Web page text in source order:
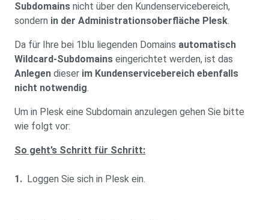
Subdomains nicht über den Kundenservicebereich,
sondern in der Administrationsoberfläche Plesk.
Da für Ihre bei 1blu liegenden Domains automatisch
Wildcard-Subdomains eingerichtet werden, ist das
Anlegen dieser im Kundenservicebereich ebenfalls
nicht notwendig.
Um in Plesk eine Subdomain anzulegen gehen Sie bitte
wie folgt vor:
So geht’s Schritt für Schritt:
1. Loggen Sie sich in Plesk ein.